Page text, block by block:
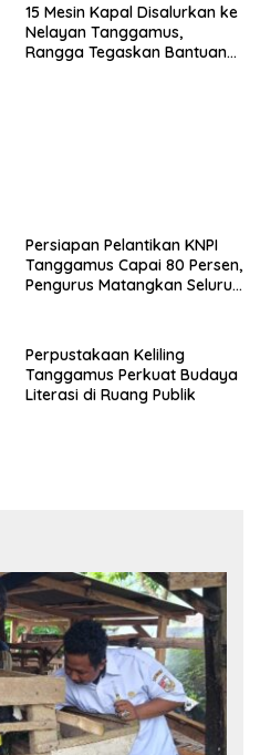
15 Mesin Kapal Disalurkan ke
Nelayan Tanggamus,
Rangga Tegaskan Bantuan
Persiapan Pelantikan KNPI
Tanggamus Capai 80 Persen,
Pengurus Matangkan Seluruh
Perpustakaan Keliling
Tanggamus Perkuat Budaya
Literasi di Ruang Publik